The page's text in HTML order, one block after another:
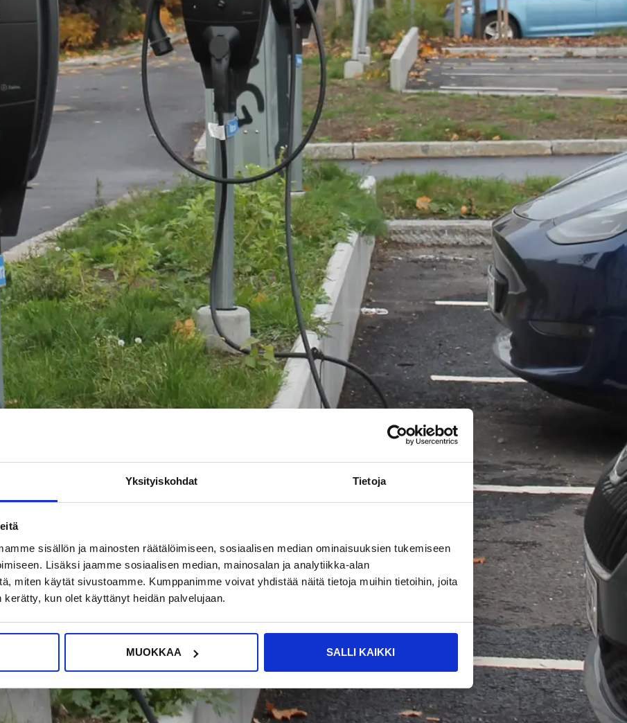
Yksityiskohdat Tietoja
sisällön ja mainosten räätälöimiseen, sosiaalisen median ominaisuuksien tukemiseen
Lisäksi jaamme sosiaalisen median, mainosalan ja analytiikka-alan
miten käytät sivustoamme. Kumppanimme voivat yhdistää näitä tietoja muihin tietoihin, joita
kerätty, kun olet käyttänyt heidän palvelujaan.
MUOKKAA SALLI KAIKKI